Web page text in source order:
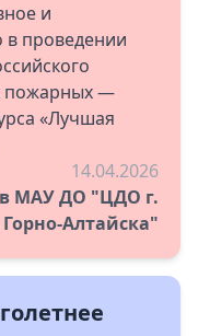
и
в проведении
пожарных —
«Лучшая
14.04.2026
МАУ ДО "ЦДО г.
Горно-Алтайска"